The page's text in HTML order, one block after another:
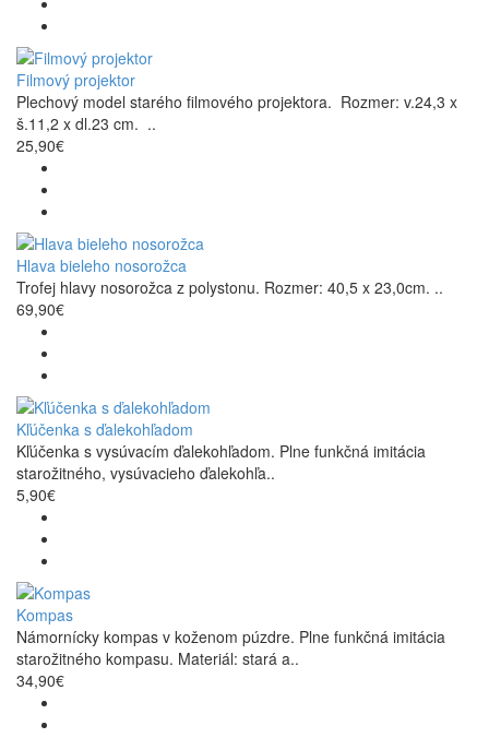
Filmový projektor
Plechový model starého filmového projektora. Rozmer: v.24,3 x
š.11,2 x dl.23 cm. ..
25,90€
Hlava bieleho nosorožca
Trofej hlavy nosorožca z polystonu. Rozmer: 40,5 x 23,0cm. ..
69,90€
Kľúčenka s ďalekohľadom
Kľúčenka s vysúvacím ďalekohľadom. Plne funkčná imitácia
starožitného, vysúvacieho ďalekohľa..
5,90€
Kompas
Námornícky kompas v koženom púzdre. Plne funkčná imitácia
starožitného kompasu. Materiál: stará a..
34,90€